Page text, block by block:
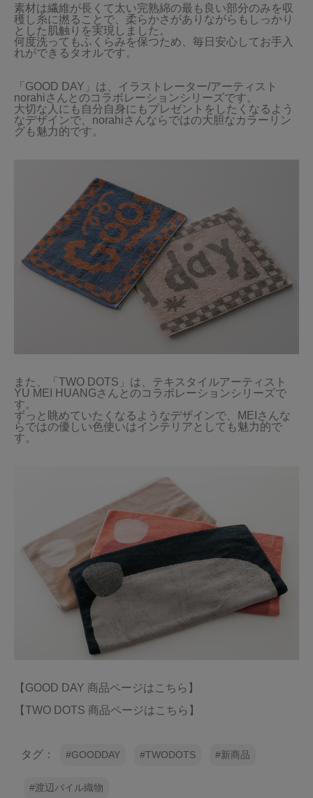
素材は繊維が長くて太い完熟綿の最も良い部分のみを収
穫し糸に撚ることで、柔らかさがありながらもしっかり
とした肌触りを実現しました。
何度洗ってもふくらみを保つため、毎日安心してお手入
れができるタオルです。
「GOOD DAY」は、イラストレーター/アーティスト
norahiさんとのコラボレーションシリーズです。
大切な人にも自分自身にもプレゼントをしたくなるよう
なデザインで、norahiさんならではの大胆なカラーリン
グも魅力的です。
また、「TWO DOTS」は、テキスタイルアーティスト
YU MEI HUANGさんとのコラボレーションシリーズで
す。
ずっと眺めていたくなるようなデザインで、MEIさんな
らではの優しい色使いはインテリアとしても魅力的で
す。
【GOOD DAY 商品ページはこちら】
【TWO DOTS 商品ページはこちら】
タグ： GOODDAY TWODOTS 新商品
渡辺パイル織物